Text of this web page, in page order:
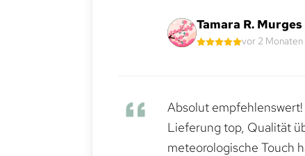
Tamara R. Murges
vor 2 Monaten
Absolut
Lieferung top, Qualität
meteorologische Touch